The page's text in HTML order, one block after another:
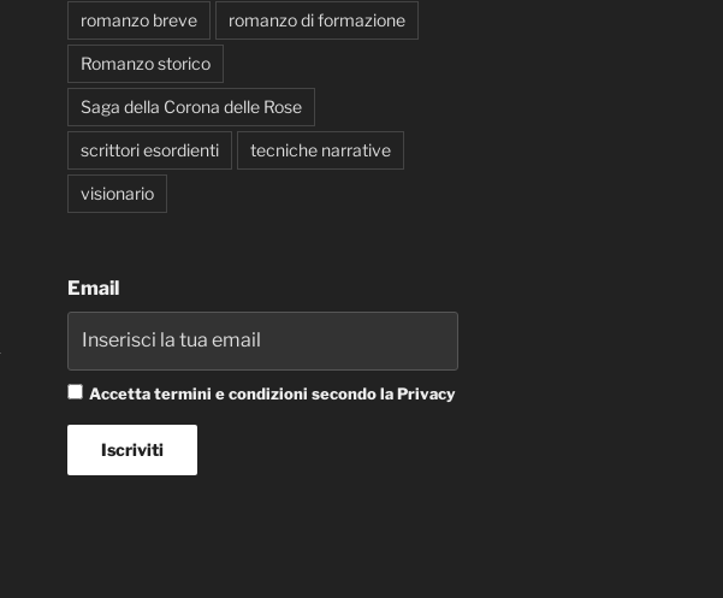
romanzo breve romanzo di formazione
Romanzo storico
Saga della Corona delle Rose
scrittori esordienti tecniche narrative
visionario
Email
Accetta termini e condizioni secondo la Privacy